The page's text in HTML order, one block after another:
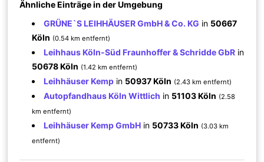
Ähnliche Einträge in der Umgebung
GRÜNE`S LEIHHÄUSER GmbH & Co. KG in 50667
Köln (0.54 km entfernt)
Leihhaus Köln-Süd Fraunhoffer & Schridde GbR in
50678 Köln (1.42 km entfernt)
Leihhäuser Kemp in 50937 Köln (2.43 km entfernt)
Autopfandhaus Köln Wittlich in 51103 Köln (2.58
km entfernt)
Leihhäuser Kemp GmbH in 50733 Köln (3.03 km
entfernt)